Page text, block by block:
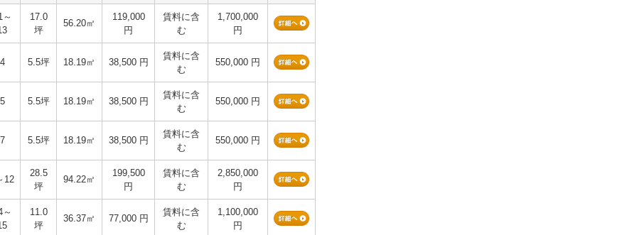
～
17.0
坪
56.20㎡
119,000
円
賃料に含
む
1,700,000
円
4 5.5坪 18.19㎡ 38,500 円
賃料に含
む
550,000 円
5 5.5坪 18.19㎡ 38,500 円
賃料に含
む
550,000 円
7 5.5坪 18.19㎡ 38,500 円
賃料に含
む
550,000 円
12
28.5
坪
94.22㎡
199,500
円
賃料に含
む
2,850,000
円
～
11.0
坪
36.37㎡ 77,000 円
賃料に含
む
1,100,000
円